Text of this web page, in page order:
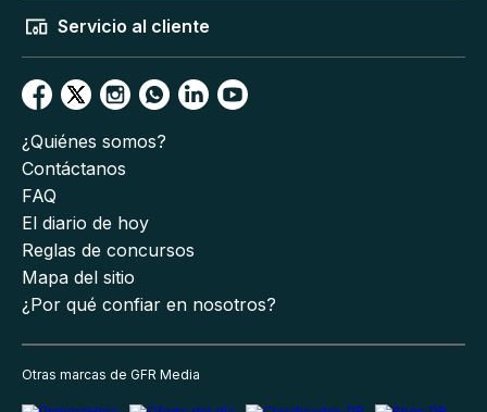
Servicio al cliente
¿Quiénes somos?
Contáctanos
FAQ
El diario de hoy
Reglas de concursos
Mapa del sitio
¿Por qué confiar en nosotros?
Otras marcas de GFR Media